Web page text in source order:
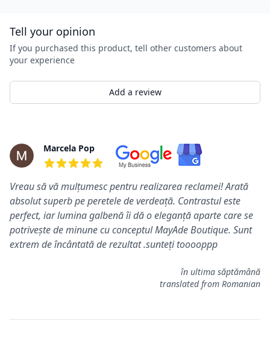
Tell your opinion
If you purchased this product, tell other customers about
your experience
Add a review
RewiewsMarcela Pop
Vreau să vă mulțumesc pentru realizarea reclamei! Arată
absolut superb pe peretele de verdeață. Contrastul este
perfect, iar lumina galbenă îi dă o eleganță aparte care se
potrivește de minune cu conceptul MayAde Boutique. Sunt
extrem de încântată de rezultat .sunteți tooooppp
în ultima săptămână
translated from Romanian